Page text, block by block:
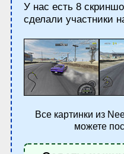
У нас есть 8
сделали участники
Все картинки из
можете